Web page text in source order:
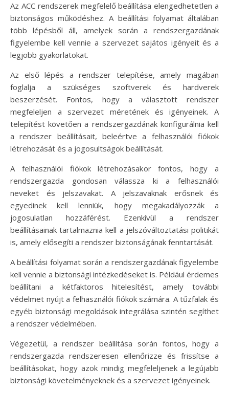
Az ACC rendszerek megfelelő beállítása elengedhetetlen a
biztonságos működéshez. A beállítási folyamat általában
több lépésből áll, amelyek során a rendszergazdának
figyelembe kell vennie a szervezet sajátos igényeit és a
legjobb gyakorlatokat.
Az első lépés a rendszer telepítése, amely magában
foglalja a szükséges szoftverek és hardverek
beszerzését. Fontos, hogy a választott rendszer
megfeleljen a szervezet méretének és igényeinek. A
telepítést követően a rendszergazdának konfigurálnia kell
a rendszer beállításait, beleértve a felhasználói fiókok
létrehozását és a jogosultságok beállítását.
A felhasználói fiókok létrehozásakor fontos, hogy a
rendszergazda gondosan válassza ki a felhasználói
neveket és jelszavakat. A jelszavaknak erősnek és
egyedinek kell lenniük, hogy megakadályozzák a
jogosulatlan hozzáférést. Ezenkívül a rendszer
beállításainak tartalmaznia kell a jelszóváltoztatási politikát
is, amely elősegíti a rendszer biztonságának fenntartását.
A beállítási folyamat során a rendszergazdának figyelembe
kell vennie a biztonsági intézkedéseket is. Például érdemes
beállítani a kétfaktoros hitelesítést, amely további
védelmet nyújt a felhasználói fiókok számára. A tűzfalak és
egyéb biztonsági megoldások integrálása szintén segíthet
a rendszer védelmében.
Végezetül, a rendszer beállítása során fontos, hogy a
rendszergazda rendszeresen ellenőrizze és frissítse a
beállításokat, hogy azok mindig megfeleljenek a legújabb
biztonsági követelményeknek és a szervezet igényeinek.